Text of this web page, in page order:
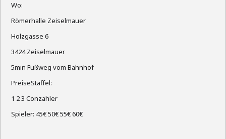
Wo:
Römerhalle Zeiselmauer
Holzgasse 6
3424 Zeiselmauer
5min Fußweg vom Bahnhof
PreiseStaffel:
1 2 3 Conzahler
Spieler: 45€ 50€ 55€ 60€